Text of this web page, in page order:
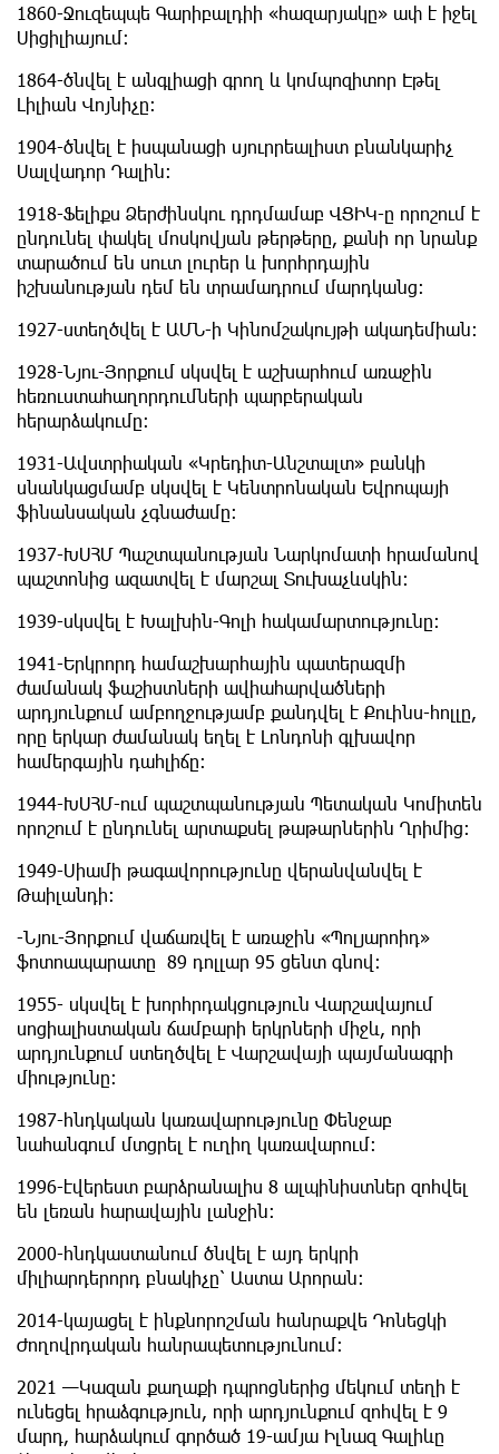
1860-Ջուզեպպե Գարիբալդիի «հազարյակը» ափ է իջել
Սիցիլիայում։
1864-ծնվել է անգլիացի գրող և կոմպոզիտոր Էթել
Լիլիան Վոյնիչը։
1904-ծնվել է իսպանացի սյուրրեալիստ բնանկարիչ
Սալվադոր Դալին։
1918-Ֆելիքս Ձերժինսկու դրդմամաբ ՎՑԻԿ-ը որոշում է
ընդունել փակել մոսկովյան թերթերը, քանի որ նրանք
տարածում են սուտ լուրեր և խորհրդային
իշխանության դեմ են տրամադրում մարդկանց։
1927-ստեղծվել է ԱՄՆ-ի Կինոմշակույթի ակադեմիան։
1928-Նյու-Յորքում սկսվել է աշխարհում առաջին
հեռուստահաղորդումների պարբերական
հերարձակումը։
1931-Ավստրիական «Կրեդիտ-Անշտալտ» բանկի
սնանկացմամբ սկսվել է Կենտրոնական Եվրոպայի
ֆինանսական չգնաժամը։
1937-ԽՍՀՄ Պաշտպանության Նարկոմատի հրամանով
պաշտոնից ազատվել է մարշալ Տուխաչևսկին։
1939-սկսվել է Խալխին-Գոլի հակամարտությունը։
1941-Երկրորդ համաշխարհային պատերազմի
ժամանակ ֆաշիստների ավիահարվածների
արդյունքում ամբողջությամբ քանդվել է Քուինս-հոլլը,
որը երկար ժամանակ եղել է Լոնդոնի գլխավոր
համերգային դահլիճը։
1944-ԽՍՀՄ-ում պաշտպանության Պետական Կոմիտեն
որոշում է ընդունել արտաքսել թաթարներին Ղրիմից։
1949-Սիամի թագավորությունը վերանվանվել է
Թաիլանդի։
-Նյու-Յորքում վաճառվել է առաջին «Պոլյարոիդ»
ֆոտոապարատը 89 դոլլար 95 ցենտ գնով։
1955- սկսվել է խորհրդակցություն Վարշավայում
սոցիալիստական ճամբարի երկրների միջև, որի
արդյունքում ստեղծվել է Վարշավայի պայմանագրի
միությունը։
1987-հնդկական կառավարությունը Փենջաբ
նահանգում մտցրել է ուղիղ կառավարում։
1996-էվերեստ բարձրանալիս 8 ալպինիստներ զոհվել
են լեռան հարավային լանջին։
2000-հնդկաստանում ծնվել է այդ երկրի
միլիարդերորդ բնակիչը՝ Աստա Արորան։
2014-կայացել է ինքնորոշման հանրաքվե Դոնեցկի
Ժողովրդական հանրապետությունում։
2021 —Կազան քաղաքի դպրոցներից մեկում տեղի է
ունեցել հրաձգություն, որի արդյունքում զոհվել է 9
մարդ, հարձակում գործած 19-ամյա Իլնազ Գալիևը